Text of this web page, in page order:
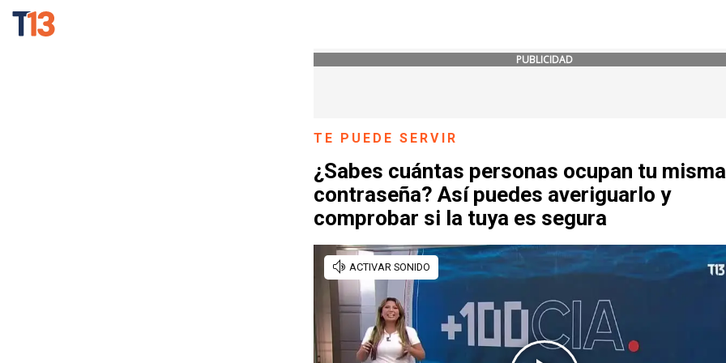
PUBLICIDAD
TE PUEDE SERVIR
¿Sabes cuántas personas ocupan tu misma
contraseña? Así puedes averiguarlo y
comprobar si la tuya es segura